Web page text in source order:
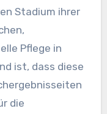
Stadium ihrer
Pflege in
ist, dass diese
die